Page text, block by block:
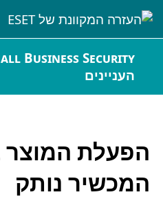
העניינים
הפעלת המוצר
המכשיר נותק